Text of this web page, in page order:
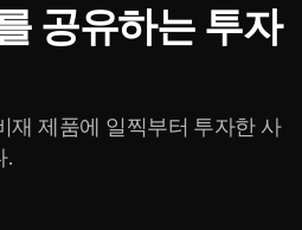
공유하는 투자
재 제품에 일찍부터 투자한 사
.